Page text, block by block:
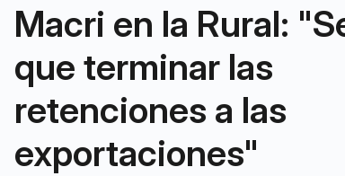
Macri en la Rural:
que terminar las
retenciones a las
exportaciones"